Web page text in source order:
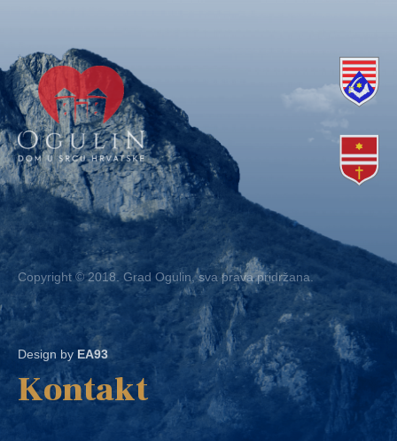
Copyright © 2018. Grad Ogulin, sva prava pridržana.
Design byEA93
Kontakt
Ured: Ulica B.Frankopana 11, 47300 Ogulin